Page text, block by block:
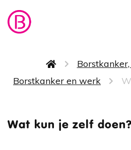
Overslaan en naar de
Kruimelpad
Borstkanker en werk
Wat kun je zelf